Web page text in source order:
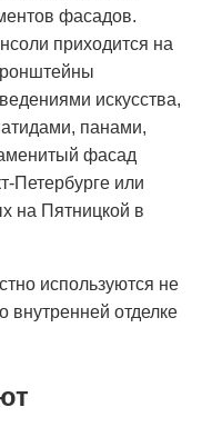
фасадов.
приходится на
искусства,
панами,
фасад
Петербурге или
на Пятницкой в
используются не
внутренней отделке